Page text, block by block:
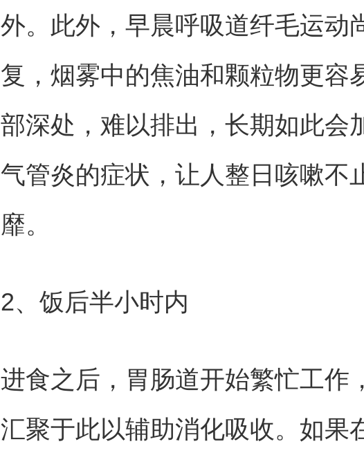
外。此外，早晨呼吸道纤毛运动
复，烟雾中的焦油和颗粒物更容
部深处，难以排出，长期如此会
气管炎的症状，让人整日咳嗽不
靡。
2、饭后半小时内
进食之后，胃肠道开始繁忙工作
汇聚于此以辅助消化吸收。如果